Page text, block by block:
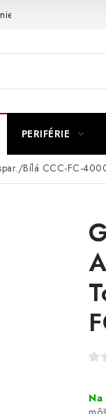
od zmluvy
PERIFÉRIE
Bílá CCC-FC-
Na